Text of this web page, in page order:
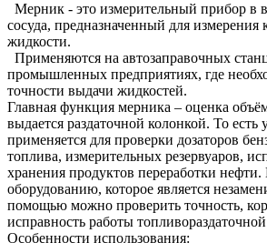
Мерник - это измерительный прибор в
сосуда, предназначенный для измерения
жидкости.
Применяются на автозаправочных
промышленных предприятиях, где
точности выдачи жидкостей.
Главная функция мерника – оценка
выдается раздаточной колонкой. То есть
применяется для проверки дозаторов
топлива, измерительных резервуаров,
хранения продуктов переработки
оборудованию, которое является
помощью можно проверить точность,
исправность работы
Особенности использования: